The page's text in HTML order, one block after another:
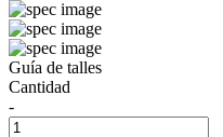
Guía de talles
Cantidad
-